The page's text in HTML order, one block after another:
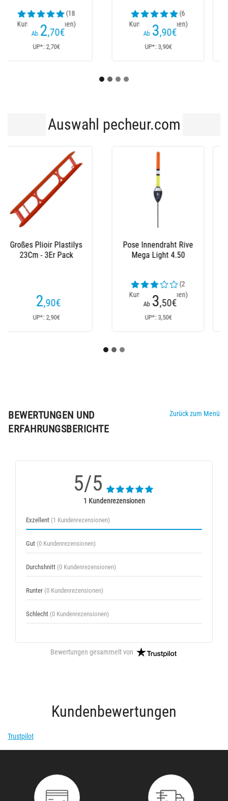
Kundenrezensionen)
6€
UP*: 6€
Kundenrezensionen)
3,90 €
UP*: 3,90€
Auswahl pecheur.com
Schwimmer Mit Öse
Guru Slim Pencil
Kundenrezensionen)
Ab 3
UP*: 3,50€
Monofile Angelschnur
Powerline 100%
Ab 6,95 €
UP*: N/A
BEWERTUNGEN UND
ERFAHRUNGSBERICHTE
Zurück zum Menü
5/5
1 Kundenrezensionen
Exzellent (1 Kundenrezensionen)
Gut (0 Kundenrezensionen)
Durchshnitt (0 Kundenrezensionen)
Runter (0 Kundenrezensionen)
Schlecht (0 Kundenrezensionen)
Bewertungen gesammelt von
Kundenbewertungen
Trustpilot